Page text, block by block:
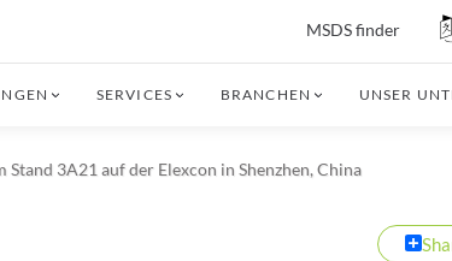
MSDS finder
SERVICES BRANCHEN UNSER
Stand 3A21 auf der Elexcon in Shenzhen, China